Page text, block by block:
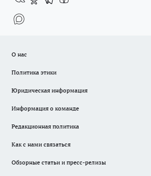
О нас
Политика этики
Юридическая информация
Информация о команде
Редакционная политика
Как с нами связаться
Обзорные статьи и пресс-релизы